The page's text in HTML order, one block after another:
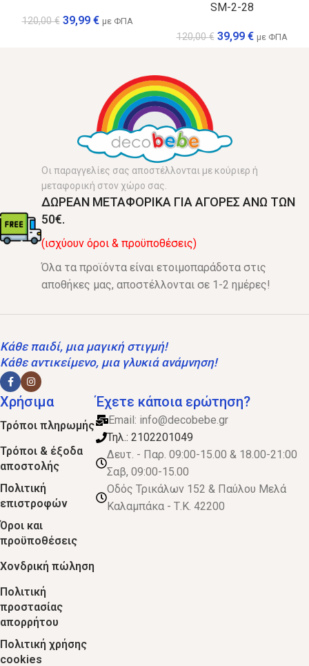
120,00€ 39,99 € με ΦΠΑ
SM-2-28
120,00€ 39,99 € με ΦΠΑ
Οι παραγγελίες σας αποστέλλονται με κούριερ ή
μεταφορική στον χώρο σας.
ΔΩΡΕΑΝ ΜΕΤΑΦΟΡΙΚΑ ΓΙΑ ΑΓΟΡΕΣ ΑΝΩ ΤΩΝ
50€.
(ισχύουν όροι & προϋποθέσεις)
Όλα τα προϊόντα είναι ετοιμοπαράδοτα στις
αποθήκες μας, αποστέλλονται σε 1-2 ημέρες!
Κάθε παιδί, μια μαγική στιγμή!
Κάθε αντικείμενο, μια γλυκιά ανάμνηση!
Χρήσιμα
Τρόποι πληρωμής
Τρόποι & έξοδα
αποστολής
Πολιτική
επιστροφών
Όροι και
προϋποθέσεις
Χονδρική πώληση
Πολιτική
προστασίας
απορρήτου
Πολιτική χρήσης
cookies
Έχετε κάποια ερώτηση?
Email: info@decobebe.gr
Τηλ.: 2102201049
Δευτ. - Παρ. 09:00-15.00 & 18.00-21:00
Σαβ, 09:00-15.00
Οδός Τρικάλων 152 & Παύλου Μελά
Καλαμπάκα - Τ.Κ. 42200